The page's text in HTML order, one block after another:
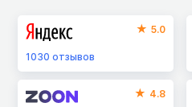
5.0
1030 отзывов
4.8